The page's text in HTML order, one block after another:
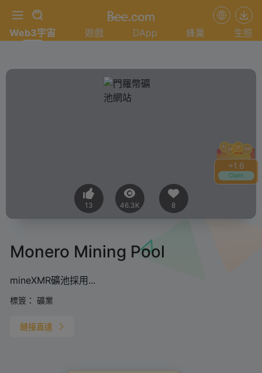
+1.6
Claim
Web3宇宙 遊戲 DApp 蜂巢 生態
13 46.3K 8
Monero Mining Pool
mineXMR礦池採用...
標簽： 礦業
鏈接直達